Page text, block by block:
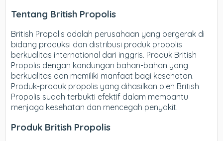
Tentang British Propolis
British Propolis adalah perusahaan yang bergerak di
bidang produksi dan distribusi produk propolis
berkualitas international dari inggris. Produk British
Propolis dengan kandungan bahan-bahan yang
berkualitas dan memiliki manfaat bagi kesehatan.
Produk-produk propolis yang dihasilkan oleh British
Propolis sudah terbukti efektif dalam membantu
menjaga kesehatan dan mencegah penyakit.
Produk British Propolis